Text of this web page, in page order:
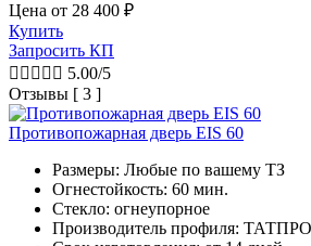
Цена от 28 400 ₽
Купить
Запросить КП
     5.00/5
Отзывы [ 3 ]
Противопожарная дверь EIS 60
Размеры: Любые по вашему ТЗ
Огнестойкость: 60 мин.
Стекло: огнеупорное
Производитель профиля: